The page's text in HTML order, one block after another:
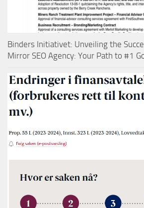
Binders Initiativet: Unveiling the
Mirror SEO Agency: Your Path to #1